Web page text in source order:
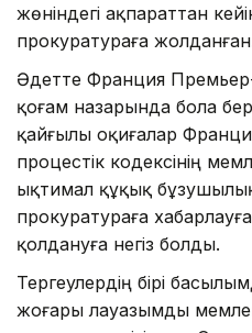
жөніндегі ақпараттан
прокуратураға
Әдетте Франция
қоғам назарында бола
қайғылы оқиғалар
процестік кодексінің
ықтимал құқық
прокуратураға
қолдануға негіз болды.
Тергеулердің бірі
жоғары лауазымды